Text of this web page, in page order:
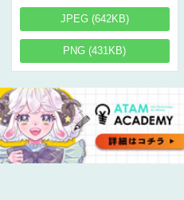
JPEG (642KB)
PNG (431KB)